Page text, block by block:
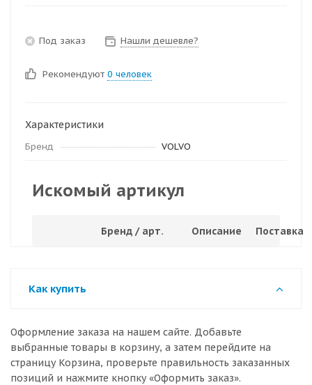
Под заказ Нашли дешевле?
Рекомендуют 0 человек
Характеристики
Бренд VOLVO
Искомый артикул
Бренд / арт. Описание Поставка
Как купить
Оформление заказа на нашем сайте. Добавьте
выбранные товары в корзину, а затем перейдите на
страницу Корзина, проверьте правильность заказанных
позиций и нажмите кнопку «Оформить заказ».